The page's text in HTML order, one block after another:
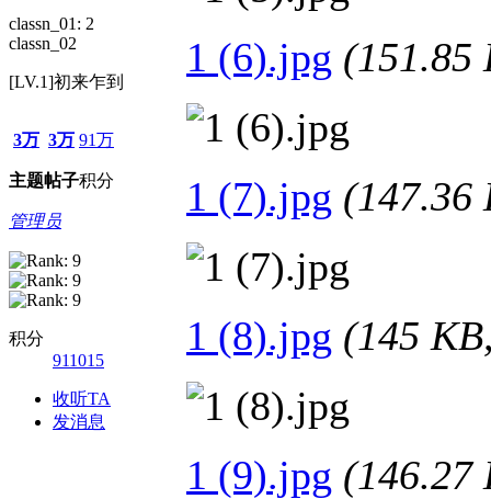
classn_01: 2
classn_02
[LV.1]初来乍到
3万
主题
3万
帖子
91万
积分
管理员
积分
911015
收听TA
发消息
1 (6).jpg (151.85
1 (7).jpg (147.36
1 (8).jpg (145
1 (9).jpg (146.27